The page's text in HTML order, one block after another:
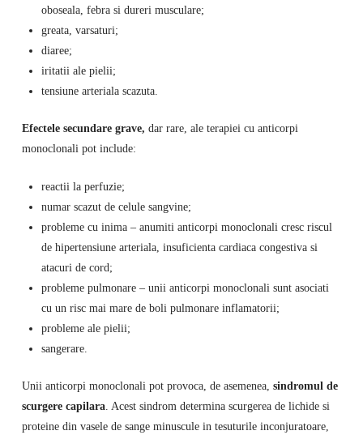
oboseala, febra si dureri musculare;
greata, varsaturi;
diaree;
iritatii ale pielii;
tensiune arteriala scazuta.
Efectele secundare grave, dar rare, ale terapiei cu anticorpi
monoclonali pot include:
reactii la perfuzie;
numar scazut de celule sangvine;
probleme cu inima – anumiti anticorpi monoclonali cresc riscul
de hipertensiune arteriala, insuficienta cardiaca congestiva si
atacuri de cord;
probleme pulmonare – unii anticorpi monoclonali sunt asociati
cu un risc mai mare de boli pulmonare inflamatorii;
probleme ale pielii;
sangerare.
Unii anticorpi monoclonali pot provoca, de asemenea, sindromul de
scurgere capilara. Acest sindrom determina scurgerea de lichide si
proteine ​​din vasele de sange minuscule in tesuturile inconjuratoare,